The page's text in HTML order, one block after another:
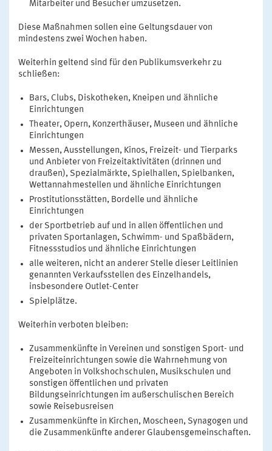
Mitarbeiter und Besucher umzusetzen.
Diese Maßnahmen sollen eine Geltungsdauer von
mindestens zwei Wochen haben.
Weiterhin geltend sind für den Publikumsverkehr zu
schließen:
Bars, Clubs, Diskotheken, Kneipen und ähnliche
Einrichtungen
Theater, Opern, Konzerthäuser, Museen und ähnliche
Einrichtungen
Messen, Ausstellungen, Kinos, Freizeit- und Tierparks
und Anbieter von Freizeitaktivitäten (drinnen und
draußen), Spezialmärkte, Spielhallen, Spielbanken,
Wettannahmestellen und ähnliche Einrichtungen
Prostitutionsstätten, Bordelle und ähnliche
Einrichtungen
der Sportbetrieb auf und in allen öffentlichen und
privaten Sportanlagen, Schwimm- und Spaßbädern,
Fitnessstudios und ähnliche Einrichtungen
alle weiteren, nicht an anderer Stelle dieser Leitlinien
genannten Verkaufsstellen des Einzelhandels,
insbesondere Outlet-Center
Spielplätze.
Weiterhin verboten bleiben:
Zusammenkünfte in Vereinen und sonstigen Sport- und
Freizeiteinrichtungen sowie die Wahrnehmung von
Angeboten in Volkshochschulen, Musikschulen und
sonstigen öffentlichen und privaten
Bildungseinrichtungen im außerschulischen Bereich
sowie Reisebusreisen
Zusammenkünfte in Kirchen, Moscheen, Synagogen und
die Zusammenkünfte anderer Glaubensgemeinschaften.